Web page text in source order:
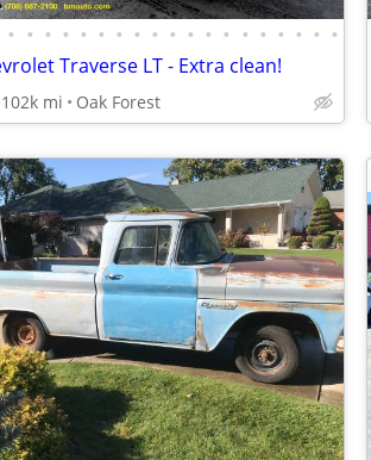
• • • • • • • • • • • • • • • • • • •
Traverse LT - Extra clean!
102k mi Oak Forest